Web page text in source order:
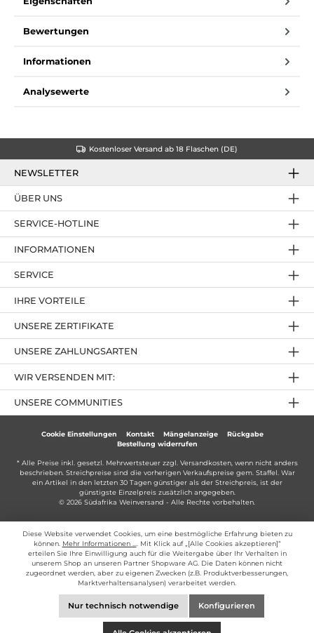
Bewertungen
Informationen
Analysewerte
Kostenloser Versand ab 18 Flaschen (DE)
NEWSLETTER
SERVICE-HOTLINE
IHRE VORTEILE
UNSERE ZAHLUNGSARTEN
ÜBER UNS
UNSERE ZERTIFIKATE
INFORMATIONEN
SERVICE
UNSERE COMMUNITIES
WIR VERSENDEN MIT:
Cookie Einstellungen Kontakt Mängelanzeige
Rückgabe
Bestellung widerrufen
* Alle Preise inkl. gesetzl. Mehrwertsteuer zzgl. Versandkosten, wenn nicht anders
beschrieben. Streichpreise sind die vorherigen Verkaufspreise gem. Staffel. War
ein Artikel in den letzten 30 Tagen günstiger als der Streichpreis, ist der
günstigste Einzelpreis zusätzlich angegeben.
© 2026 Südafrika Weinversand - Alle Rechte vorbehalten.
Diese Website verwendet Cookies, um eine bestmögliche Erfahrung bieten zu
können. Mehr Informationen ...
. Mit Klick auf „[Alle Cookies akzeptieren]“
erteilen Sie Ihre Einwilligung auch für die Weitergabe über Ihr Verhalten in
unserem Shop an unseren Partner Shopware AG. Die Daten können nicht
zugeordnet werden, aber zu eigenen Zwecken (z.B. Produktverbesserungen,
Marktverhaltensanalysen) verarbeitet werden.
Nur technisch notwendige Konfigurieren